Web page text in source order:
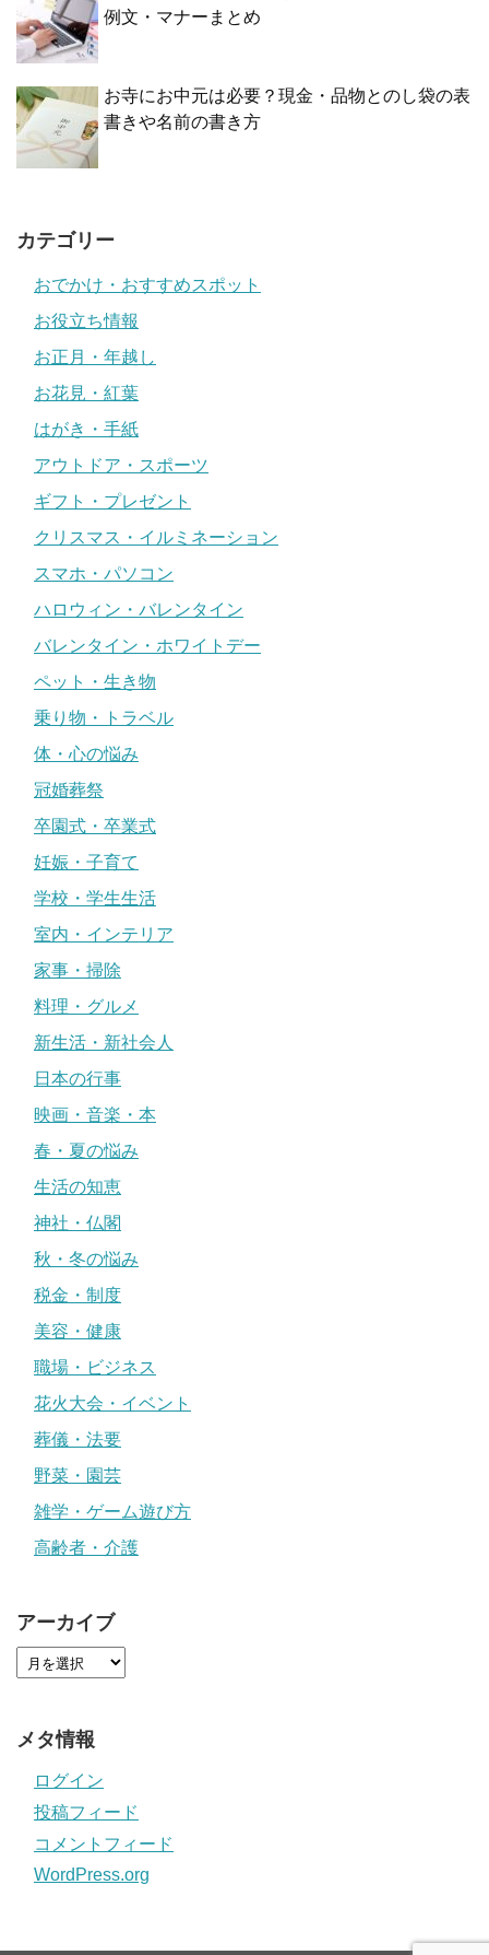
例文・マナーまとめ
お寺にお中元は必要？現金・品物とのし袋の表
書きや名前の書き方
カテゴリー
おでかけ・おすすめスポット
お役立ち情報
お正月・年越し
お花見・紅葉
はがき・手紙
アウトドア・スポーツ
ギフト・プレゼント
クリスマス・イルミネーション
スマホ・パソコン
ハロウィン・バレンタイン
バレンタイン・ホワイトデー
ペット・生き物
乗り物・トラベル
体・心の悩み
冠婚葬祭
卒園式・卒業式
妊娠・子育て
学校・学生生活
室内・インテリア
家事・掃除
料理・グルメ
新生活・新社会人
日本の行事
映画・音楽・本
春・夏の悩み
生活の知恵
神社・仏閣
秋・冬の悩み
税金・制度
美容・健康
職場・ビジネス
花火大会・イベント
葬儀・法要
野菜・園芸
雑学・ゲーム遊び方
高齢者・介護
アーカイブ
メタ情報
ログイン
投稿フィード
コメントフィード
WordPress.org